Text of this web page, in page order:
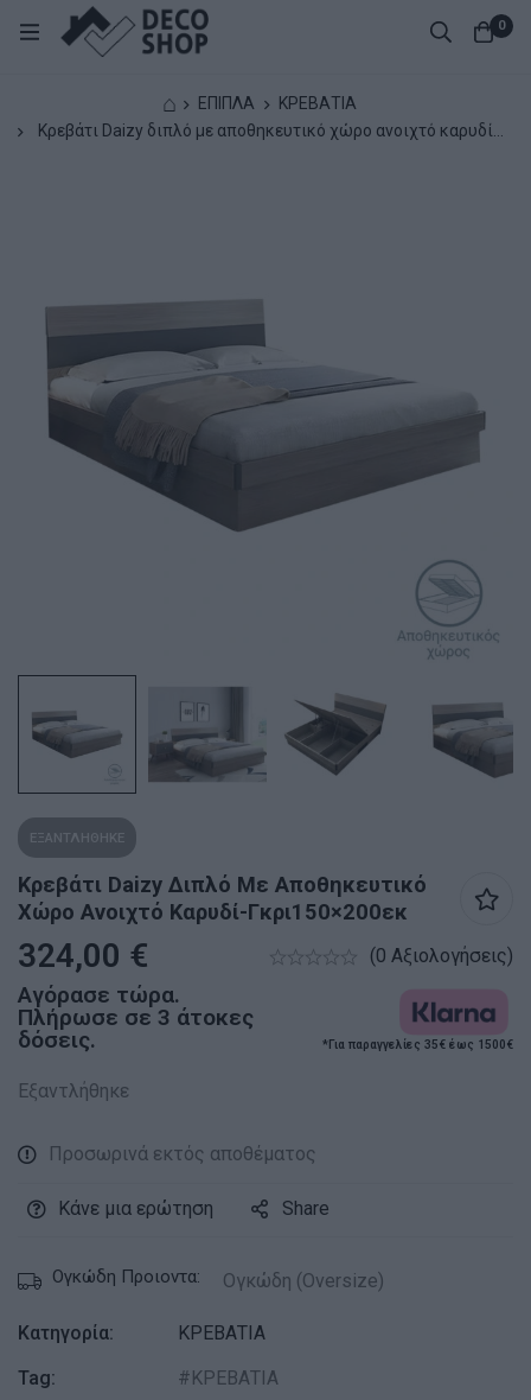
0
⌂ ΕΠΙΠΛΑ
ΚΡΕΒΑΤΙΑ
Κρεβάτι Daizy διπλό με αποθηκευτικό χώρο ανοιχτό καρυδί-
ΕΞΑΝΤΛΗΘΗΚΕ
Κρεβάτι Daizy Διπλό Με Αποθηκευτικό
Χώρο Ανοιχτό Καρυδί-Γκρι150×200εκ
324,00 € (0 Αξιολογήσεις)
Αγόρασε τώρα.
Πλήρωσε σε 3 άτοκες
δόσεις.
*Για παραγγελίες 35€ έως 1500€
Εξαντλήθηκε
Προσωρινά εκτός αποθέματος
Κάνε μια ερώτηση Share
Ογκώδη Προιοντα: Ογκώδη (Oversize)
Κατηγορία:
ΚΡΕΒΑΤΙΑ
Tag:
ΚΡΕΒΑΤΙΑ